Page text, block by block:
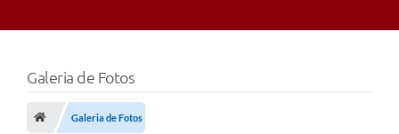
Galeria de Fotos
Galeria de Fotos